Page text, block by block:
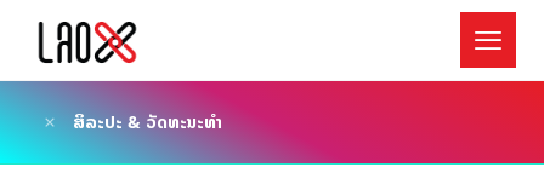
ສິລະປະ & ວັດທະນະທຳ